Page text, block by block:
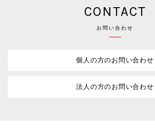
CONTACT
お問い合わせ
個人の方のお問い合わせ
法人の方のお問い合わせ